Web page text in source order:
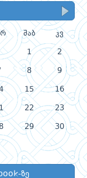
შაბ კვ
1 2
8 9
15 16
22 23
29 30
ზე